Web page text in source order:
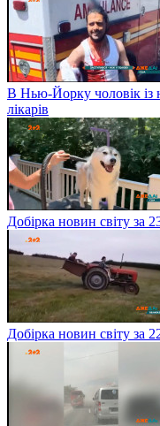
В Нью-Йорку чоловік із
лікарів
Добірка новин світу за
Добірка новин світу за